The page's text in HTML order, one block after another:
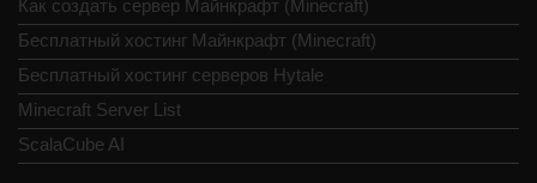
Как создать сервер Майнкрафт (Minecraft)
Бесплатный хостинг Майнкрафт (Minecraft)
Бесплатный хостинг серверов Hytale
Minecraft Server List
ScalaCube AI